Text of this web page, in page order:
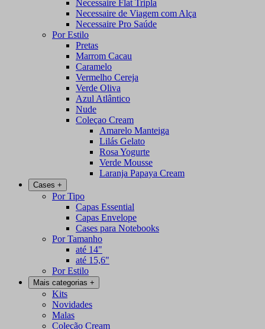
Necessaire Flat Tripla
Necessaire de Viagem com Alça
Necessaire Pro Saúde
Por Estilo
Pretas
Marrom Cacau
Caramelo
Vermelho Cereja
Verde Oliva
Azul Atlântico
Nude
Coleçao Cream
Amarelo Manteiga
Lilás Gelato
Rosa Yogurte
Verde Mousse
Laranja Papaya Cream
Cases +
Por Tipo
Capas Essential
Capas Envelope
Cases para Notebooks
Por Tamanho
até 14"
até 15,6"
Por Estilo
Mais categorias +
Kits
Novidades
Malas
Coleção Cream